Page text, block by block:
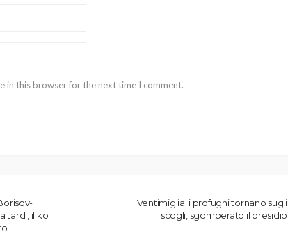
in this browser for the next time I comment.
tardi, il ko
Ventimiglia: i profughi tornano sugli
scogli, sgomberato il presidio